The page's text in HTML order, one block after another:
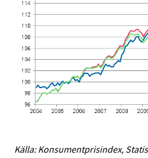
Källa: Konsumentprisindex,